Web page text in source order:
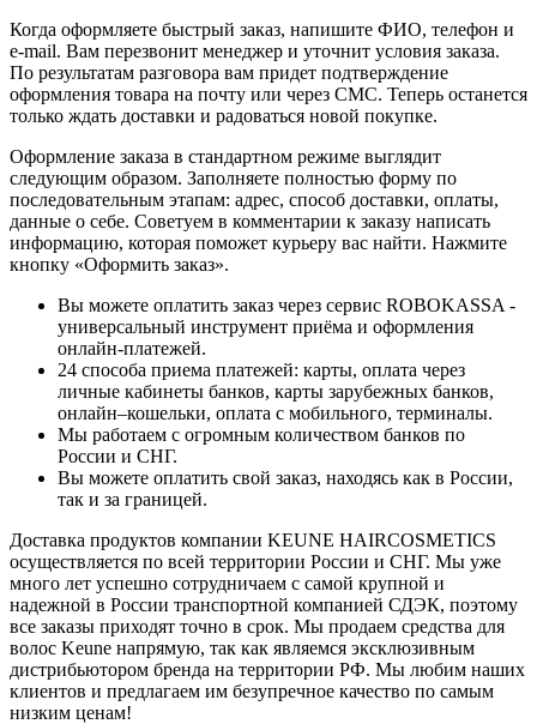
Когда оформляете быстрый заказ, напишите ФИО, телефон и
e-mail. Вам перезвонит менеджер и уточнит условия заказа.
По результатам разговора вам придет подтверждение
оформления товара на почту или через СМС. Теперь останется
только ждать доставки и радоваться новой покупке.
Оформление заказа в стандартном режиме выглядит
следующим образом. Заполняете полностью форму по
последовательным этапам: адрес, способ доставки, оплаты,
данные о себе. Советуем в комментарии к заказу написать
информацию, которая поможет курьеру вас найти. Нажмите
кнопку «Оформить заказ».
Вы можете оплатить заказ через сервис ROBOKASSA -
универсальный инструмент приёма и оформления
онлайн-платежей.
24 способа приема платежей: карты, оплата через
личные кабинеты банков, карты зарубежных банков,
онлайн–кошельки, оплата с мобильного, терминалы.
Мы работаем с огромным количеством банков по
России и СНГ.
Вы можете оплатить свой заказ, находясь как в России,
так и за границей.
Доставка продуктов компании KEUNE HAIRCOSMETICS
осуществляется по всей территории России и СНГ. Мы уже
много лет успешно сотрудничаем с самой крупной и
надежной в России транспортной компанией СДЭК, поэтому
все заказы приходят точно в срок. Мы продаем средства для
волос Keune напрямую, так как являемся эксклюзивным
дистрибьютором бренда на территории РФ. Мы любим наших
клиентов и предлагаем им безупречное качество по самым
низким ценам!